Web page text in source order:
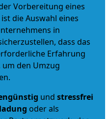
Vorbereitung eines
die Auswahl eines
in
dass das
Erfahrung
den Umzug
und stressfrei
oder als